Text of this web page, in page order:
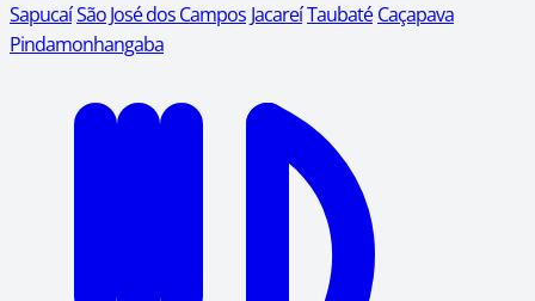
SapucaíSão José dos Campos JacareíTaubaté Caçapava
Pindamonhangaba